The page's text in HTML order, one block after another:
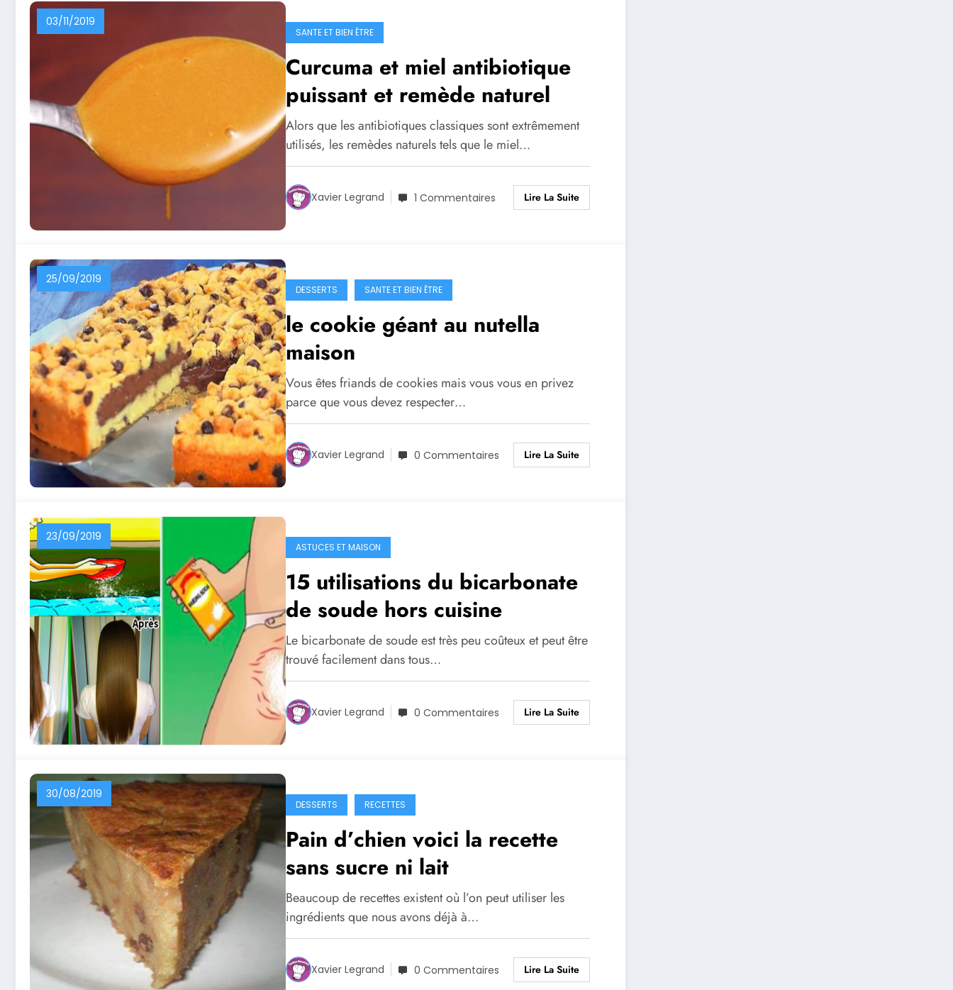
03/11/2019
SANTE ET BIEN ÊTRE
Curcuma et miel antibiotique
puissant et remède naturel
Alors que les antibiotiques classiques sont extrêmement
utilisés, les remèdes naturels tels que le miel…
Xavier Legrand 1 Commentaires Lire La Suite
25/09/2019
DESSERTS SANTE ET BIEN ÊTRE
le cookie géant au nutella
maison
Vous êtes friands de cookies mais vous vous en privez
parce que vous devez respecter…
Xavier Legrand 0 Commentaires Lire La Suite
23/09/2019
ASTUCES ET MAISON
15 utilisations du bicarbonate
de soude hors cuisine
Le bicarbonate de soude est très peu coûteux et peut être
trouvé facilement dans tous…
Xavier Legrand 0 Commentaires Lire La Suite
30/08/2019
DESSERTS RECETTES
Pain d’chien voici la recette
sans sucre ni lait
Beaucoup de recettes existent où l’on peut utiliser les
ingrédients que nous avons déjà à…
Xavier Legrand 0 Commentaires Lire La Suite